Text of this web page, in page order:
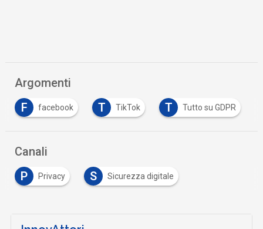
Argomenti
F
facebook T TikTok T Tutto su GDPR
Canali
P
Privacy S Sicurezza digitale